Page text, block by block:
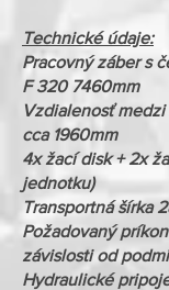
Technické údaje:
Pracovný záber s
F 320 7460mm
Vzdialenosť
cca 1960mm
4x žací disk + 2x
jednotku)
Transportná šírka
Požadovaný
závislosti od
Hydraulické